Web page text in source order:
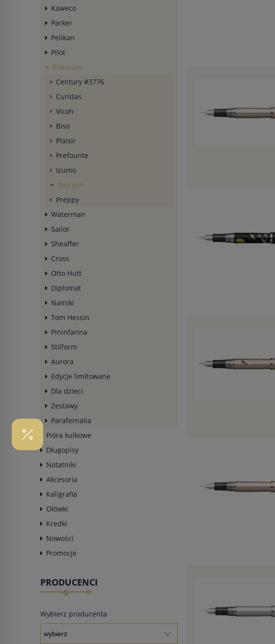
Kaweco
Parker
Pelikan
Pilot
Platinum
Century #3776
Curidas
Vicoh
Biso
Plaisir
Prefounte
Izumo
Procyon
Preppy
Waterman
Sailor
Sheaffer
Cross
Otto Hutt
Diplomat
Namiki
Tom Hessin
Pininfarina
Stilform
Aurora
Edycje limitowane
Dla dzieci
Zestawy
Parafernalia
Pióra kulkowe
Długopisy
Notatniki
Akcesoria
Kaligrafia
Ołówki
Kredki
Nowości
Promocje
PRODUCENCI
Wybierz producenta